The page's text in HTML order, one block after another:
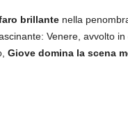
brillantenella
Venere, avvolto
Giove domina la scena